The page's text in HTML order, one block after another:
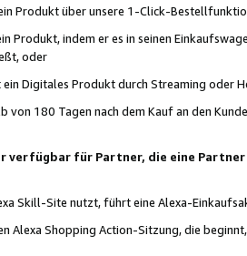
Produkt über unsere 1-Click-
Produkt, indem er es in seinen
oder
Digitales Produkt durch Streaming oder
180 Tagen nach dem Kauf an den
verfügbar für Partner, die eine
Skill-Site nutzt, führt eine Alexa-
Alexa Shopping Action-Sitzung, die